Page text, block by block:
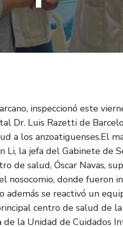
inspeccionó este
Dr. Luis Razetti de
a los anzoatiguenses.El
la jefa del Gabinete de
de salud, Óscar Navas,
nosocomio, donde fueron
además se reactivó un
centro de salud de
la Unidad de Cuidados